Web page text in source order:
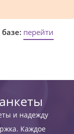
перейти
и надежду
Каждое